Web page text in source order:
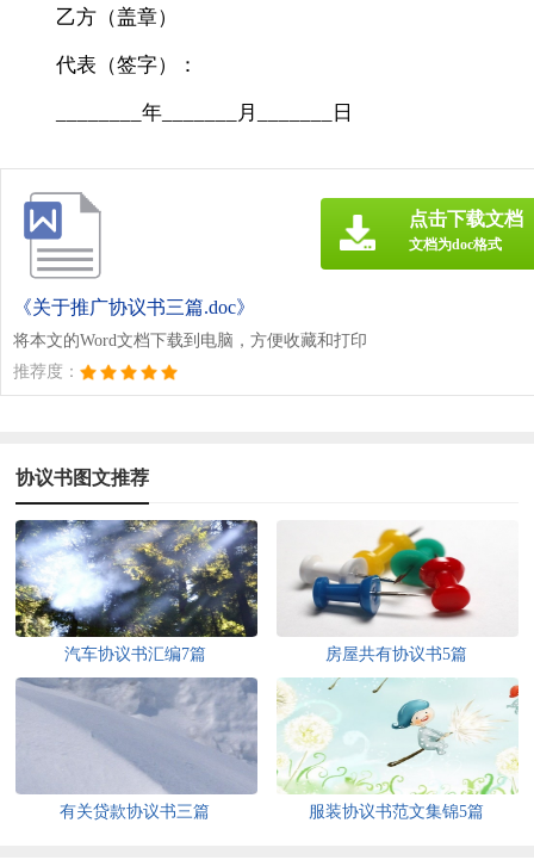
乙方（盖章）
代表（签字）：
________年_______月_______日
《关于推广协议书三篇.doc》
将本文的Word文档下载到电脑，方便收藏和打印
推荐度：
点击下载文档
文档为doc格式
协议书图文推荐
汽车协议书汇编7篇 房屋共有协议书5篇
有关贷款协议书三篇 服装协议书范文集锦5篇